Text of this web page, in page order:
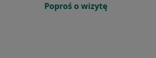
Poproś o wizytę